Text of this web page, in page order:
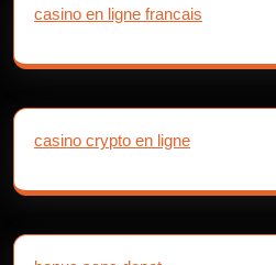
casino en ligne francais
casino crypto en ligne